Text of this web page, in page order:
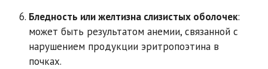
Бледность или желтизна слизистых оболочек:
может быть результатом анемии, связанной с
нарушением продукции эритропоэтина в
почках.